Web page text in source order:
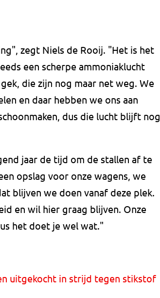
zegt Niels de Rooij. "Het is het
een scherpe ammoniaklucht
die zijn nog maar net weg. We
en daar hebben we ons aan
dus die lucht blijft nog
jaar de tijd om de stallen af te
opslag voor onze wagens, we
blijven we doen vanaf deze plek.
en wil hier graag blijven. Onze
het doet je wel wat."
uitgekocht in strijd tegen stikstof